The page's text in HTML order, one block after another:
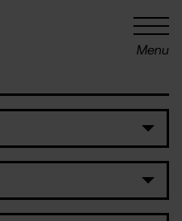
Menu